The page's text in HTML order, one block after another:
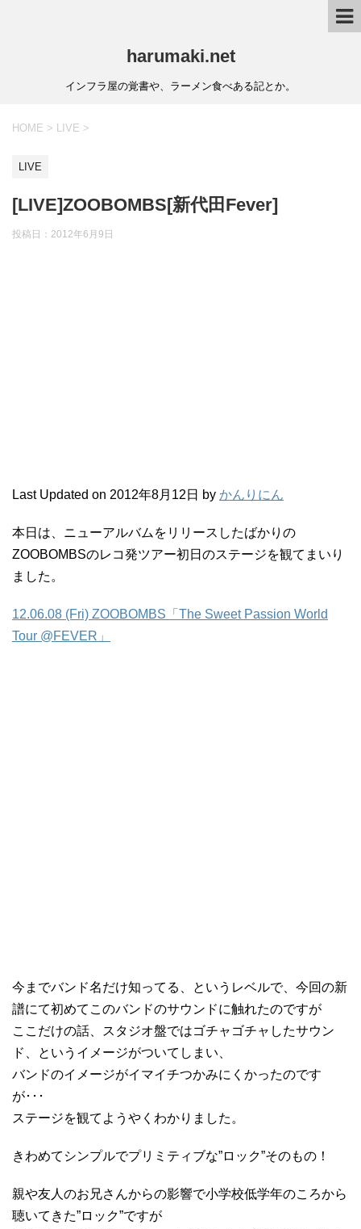
harumaki.net
インフラ屋の覚書や、ラーメン食べある記とか。
HOME > LIVE >
LIVE
[LIVE]ZOOBOMBS[新代田Fever]
投稿日：2012年6月9日
Last Updated on 2012年8月12日 by かんりにん
本日は、ニューアルバムをリリースしたばかりの
ZOOBOMBSのレコ発ツアー初日のステージを観てまいり
ました。
12.06.08 (Fri) ZOOBOMBS「The Sweet Passion World
Tour @FEVER」
今までバンド名だけ知ってる、というレベルで、今回の新
譜にて初めてこのバンドのサウンドに触れたのですが
ここだけの話、スタジオ盤ではゴチャゴチャしたサウン
ド、というイメージがついてしまい、
バンドのイメージがイマイチつかみにくかったのです
が･･･
ステージを観てようやくわかりました。
きわめてシンプルでプリミティブな”ロック”そのもの！
親や友人のお兄さんからの影響で小学校低学年のころから
聴いてきた”ロック”ですが